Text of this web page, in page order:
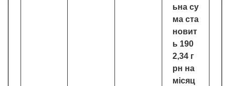
ьна су
ма ста
новит
ь 190
2,34 г
рн на
місяц